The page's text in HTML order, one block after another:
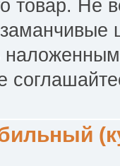
товар. Не
наложенным